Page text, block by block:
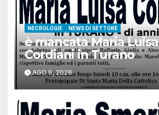
NECROLOGIE NEWS DI SETTORE
è mancata Maria Luisa
Cordiani in Turano
AGO 9, 2026